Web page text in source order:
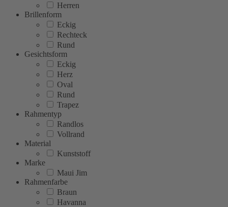
Herren
Brillenform
Eckig
Rechteck
Rund
Gesichtsform
Eckig
Herz
Oval
Rund
Trapez
Rahmentyp
Randlos
Vollrand
Material
Kunststoff
Marke
Maui Jim
Rahmenfarbe
Braun
Havanna